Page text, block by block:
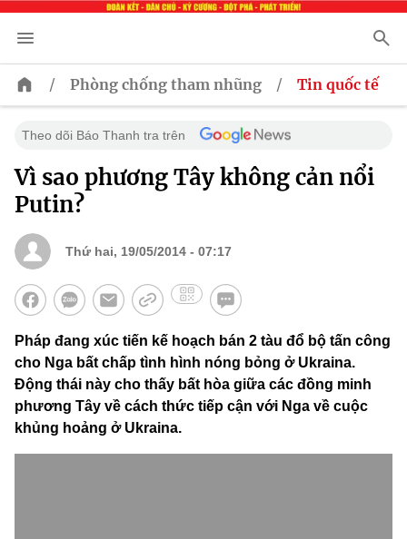
/ Phòng chống tham nhũng / Tin quốc tế
Theo dõi Báo Thanh tra trên
Vì sao phương Tây không cản nổi
Putin?
Thứ hai, 19/05/2014 - 07:17
Pháp đang xúc tiến kế hoạch bán 2 tàu đổ bộ tấn công
cho Nga bất chấp tình hình nóng bỏng ở Ukraina.
Động thái này cho thấy bất hòa giữa các đồng minh
phương Tây về cách thức tiếp cận với Nga về cuộc
khủng hoảng ở Ukraina.